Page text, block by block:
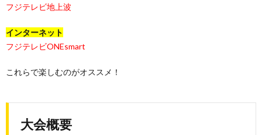
フジテレビ地上波
インターネット
フジテレビONEsmart
これらで楽しむのがオススメ！
大会概要